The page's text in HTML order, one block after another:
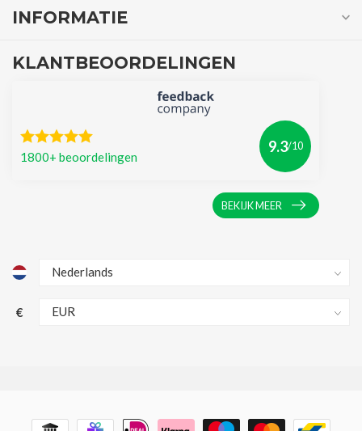
INFORMATIE
KLANTBEOORDELINGEN
1800+ beoordelingen
9.3/10
BEKIJK MEER
€